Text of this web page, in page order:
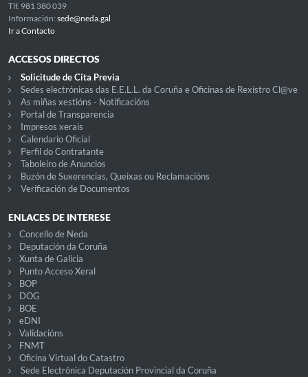
Tlf. 981 380 039
Información: sede@neda.gal
Ir a Contacto
ACCESOS DIRECTOS
Solicitude de Cita Previa
Sedes electrónicas das E.E.L.L. da Coruña e Oficinas de Rexistro Cl@ve
As miñas xestións - Notificacións
Portal de Transparencia
Impresos xerais
Calendario Oficial
Perfil do Contratante
Taboleiro de Anuncios
Buzón de Suxerencias, Queixas ou Reclamacións
Verificación de Documentos
ENLACES DE INTERESE
Concello de Neda
Deputación da Coruña
Xunta de Galicia
Punto Acceso Xeral
BOP
DOG
BOE
eDNI
Validacións
FNMT
Oficina Virtual do Catastro
Sede Electrónica Deputación Provincial da Coruña